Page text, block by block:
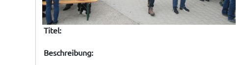
Titel:
Beschreibung: